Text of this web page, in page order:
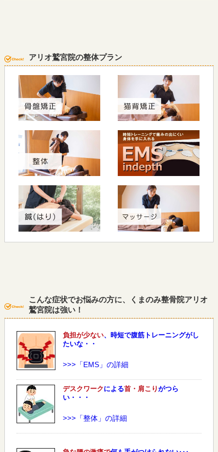
アリオ鷲宮院の整体プラン
こんな症状でお悩みの方に、くまのみ整骨院アリオ
鷲宮院は強い！
負担が少ない、時短で腹筋トレーニングがし
たいな・・
>>>「EMS」の詳細
デスクワークによる首・肩こりがつら
い・・・
>>>「整体」の詳細